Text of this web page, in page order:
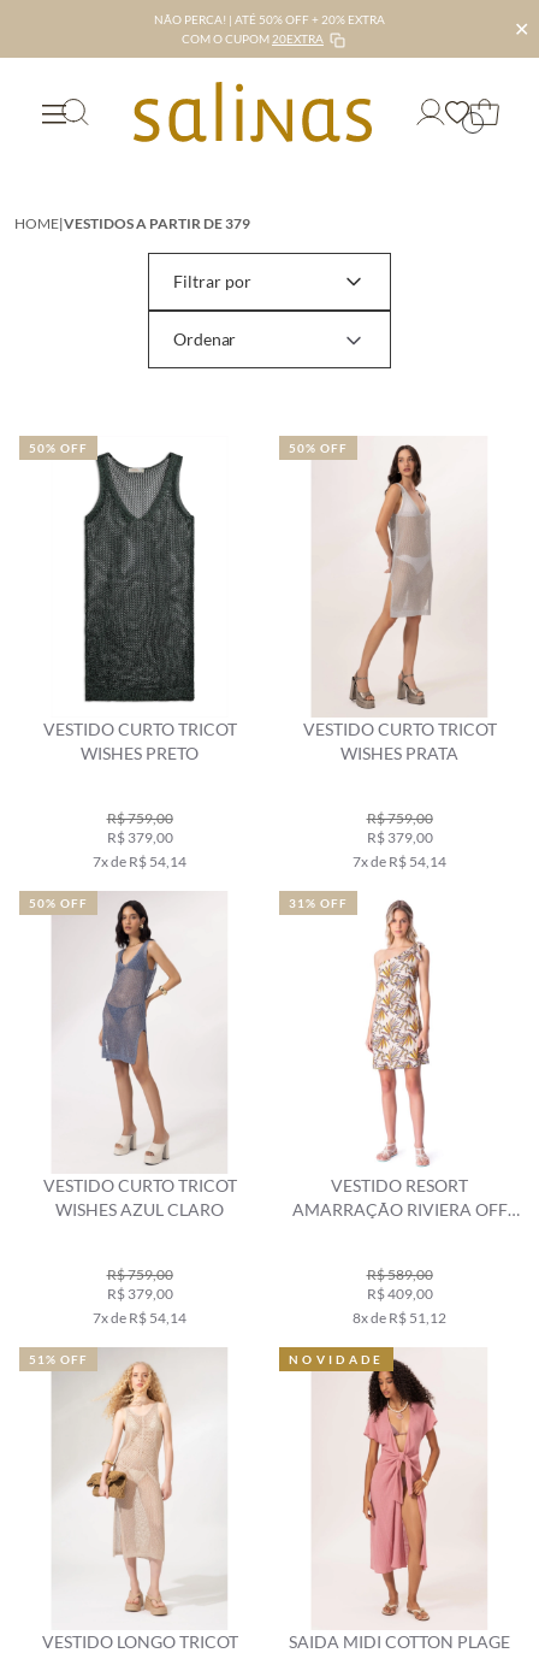
NÃO PERCA! | ATÉ 50% OFF + 20% EXTRA
COM O CUPOM 20EXTRA ✕
HOME|VESTIDOS A PARTIR DE 379
Filtrar por
VESTIDO CURTO TRICOT
WISHES PRETO
R$ 759,00
R$ 379,00
7x de R$ 54,14
50% OFF
VESTIDO CURTO TRICOT
WISHES PRATA
R$ 759,00
R$ 379,00
7x de R$ 54,14
50% OFF
VESTIDO CURTO TRICOT
WISHES AZUL CLARO
R$ 759,00
R$ 379,00
7x de R$ 54,14
50% OFF
VESTIDO RESORT
AMARRAÇÃO RIVIERA OFF
R$ 589,00
R$ 409,00
8x de R$ 51,12
31% OFF
VESTIDO LONGO TRICOT
51% OFF
SAIDA MIDI COTTON PLAGE
NOVIDADE